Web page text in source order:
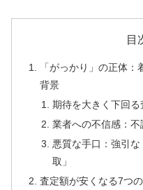
目
「がっかり」の正体
背景
期待を大きく下回
業者への不信感：
悪質な手口：強引
取」
査定額が安くなる7つ